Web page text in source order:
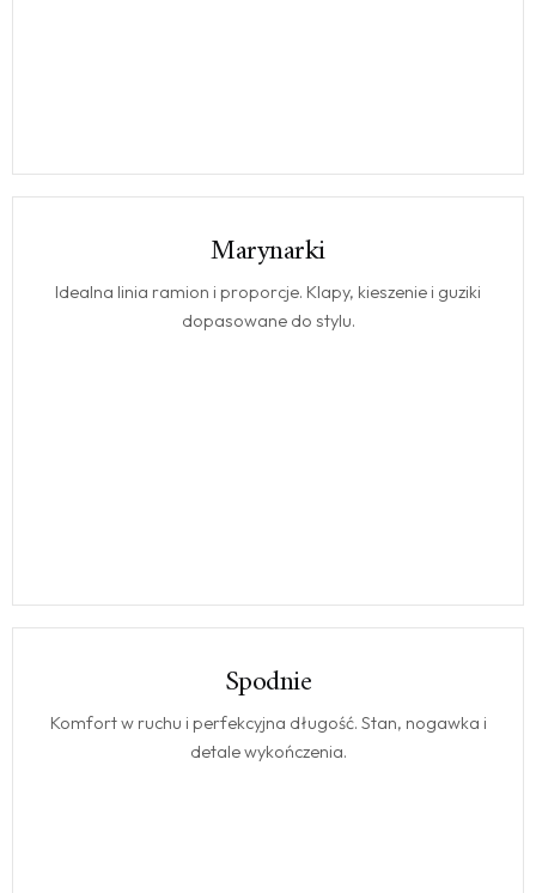
Marynarki
Idealna linia ramion i proporcje. Klapy, kieszenie i guziki
dopasowane do stylu.
Spodnie
Komfort w ruchu i perfekcyjna długość. Stan, nogawka i
detale wykończenia.